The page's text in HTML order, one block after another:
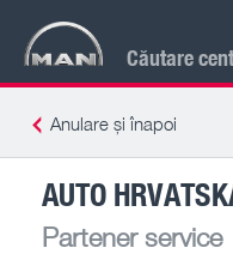
Căutare
Anulare și înapoi
AUTO
Partener service